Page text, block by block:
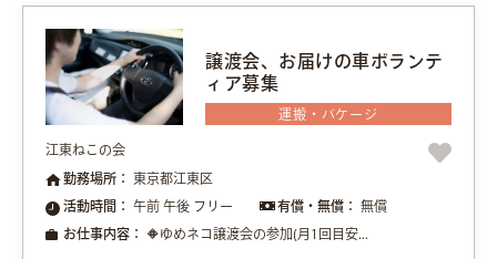
譲渡会、お届けの車ボランテ
ィア募集
運搬・バケージ
江東ねこの会
勤務場所： 東京都江東区
活動時間： 午前 午後 フリー 有償・無償： 無償
お仕事内容： 🔶ゆめネコ譲渡会の参加(月1回目安...